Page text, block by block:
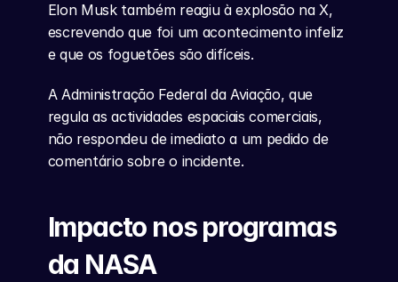
Elon Musk também reagiu à explosão na X,
escrevendo que foi um acontecimento infeliz
e que os foguetões são difíceis.
A Administração Federal da Aviação, que
regula as actividades espaciais comerciais,
não respondeu de imediato a um pedido de
comentário sobre o incidente.
Impacto nos programas
da NASA